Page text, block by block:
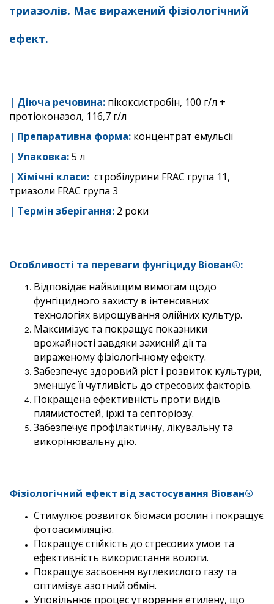
триазолів. Має виражений фізіологічний
ефект.
| Діюча речовина: пікоксистробін, 100 г/л +
протіоконазол, 116,7 г/л
| Препаративна форма: концентрат емульсії
| Упаковка:5 л
| Хімічні класи: стробілурини FRAC група 11,
триазоли FRAC група 3
| Термін зберігання: 2 роки
Особливості та переваги фунгіцидуВіован®:
Відповідає найвищим вимогам щодо
фунгіцидного захисту в інтенсивних
технологіях вирощування олійних культур.
Максимізує та покращує показники
врожайності завдяки захисній дії та
вираженому фізіологічному ефекту.
Забезпечує здоровий ріст і розвиток культури,
зменшує її чутливість до стресових факторів.
Покращена ефективність проти видів
плямистостей, іржі та септоріозу.
Забезпечує профілактичну, лікувальну та
викорінювальну дію.
Фізіологічний ефект від застосування Віован®
Стимулює розвиток біомаси рослин і покращує
фотоасиміляцію.
Покращує стійкість до стресових умов та
ефективність використання вологи.
Покращує засвоєння вуглекислого газу та
оптимізує азотний обмін.
Уповільнює процес утворення етилену, що